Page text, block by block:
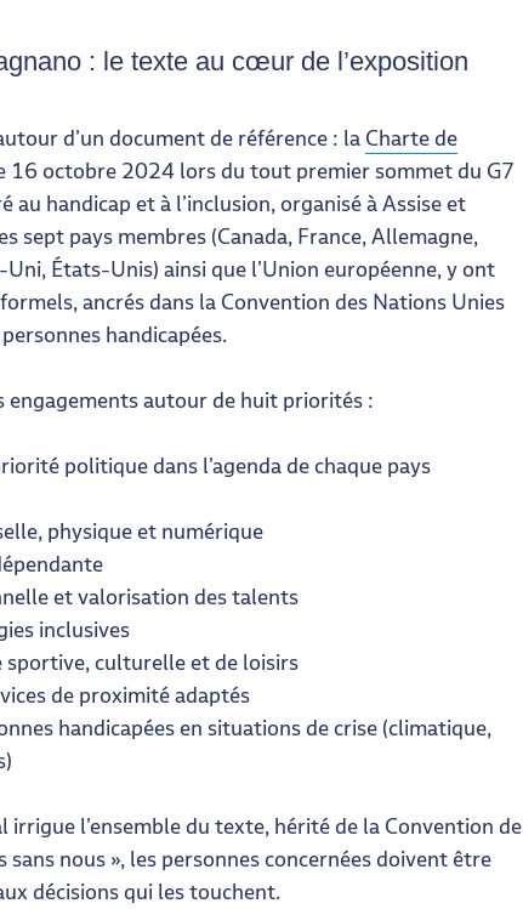
: le texte au cœur de l’exposition
d’un document de référence : la Charte de
16 octobre 2024 lors du tout premier sommet du G7
au handicap et à l’inclusion, organisé à Assise et
sept pays membres (Canada, France, Allemagne,
Uni, États-Unis) ainsi que l’Union européenne, y ont
ancrés dans la Convention des Nations Unies
handicapées.
engagements autour de huit priorités :
politique dans l’agenda de chaque pays
physique et numérique
et valorisation des talents
inclusives
sportive, culturelle et de loisirs
de proximité adaptés
handicapées en situations de crise (climatique,
irrigue l’ensemble du texte, hérité de la Convention de
sans nous », les personnes concernées doivent être
décisions qui les touchent.